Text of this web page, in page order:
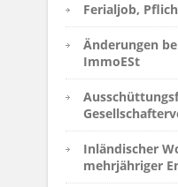
Ferialjob,
Änderungen
ImmoESt
Inländischer
mehrjähriger